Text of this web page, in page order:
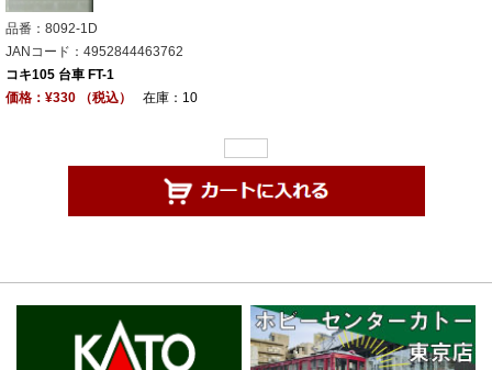
品番：8092-1D
JANコード：4952844463762
コキ105 台車 FT-1
価格：¥330 （税込）
在庫：10